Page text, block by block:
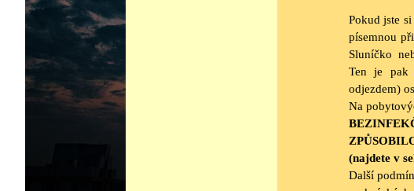
Pokud jste
písemnou
Sluníčko
Ten je pak
odjezdem)
Na
(najdete v
Další